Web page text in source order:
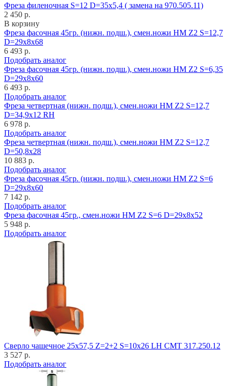
Фреза филеночная S=12 D=35x5,4 ( замена на 970.505.11)
2 450 р.
В корзину
Фреза фасочная 45гр. (нижн. подш.), смен.ножи HM Z2 S=12,7
D=29x8x68
6 493 р.
Подобрать аналог
Фреза фасочная 45гр. (нижн. подш.), смен.ножи HM Z2 S=6,35
D=29x8x60
6 493 р.
Подобрать аналог
Фреза четвертная (нижн. подш.), смен.ножи HM Z2 S=12,7
D=34,9x12 RH
6 978 р.
Подобрать аналог
Фреза четвертная (нижн. подш.), смен.ножи HM Z2 S=12,7
D=50,8x28
10 883 р.
Подобрать аналог
Фреза фасочная 45гр. (нижн. подш.), смен.ножи HM Z2 S=6
D=29x8x60
7 142 р.
Подобрать аналог
Фреза фасочная 45гр., смен.ножи HM Z2 S=6 D=29x8x52
5 948 р.
Подобрать аналог
Cверло чашечное 25x57,5 Z=2+2 S=10x26 LH CMT 317.250.12
3 527 р.
Подобрать аналог